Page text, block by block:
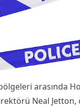
arasında
Neal